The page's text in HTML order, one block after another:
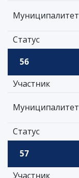
Муниципалитет
Статус
56
Участник
Муниципалитет
Статус
57
Участник